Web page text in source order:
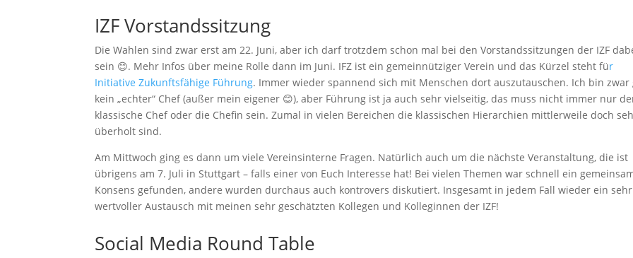
IZF Vorstandssitzung
Die Wahlen sind zwar erst am 22. Juni, aber ich darf trotzdem schon mal bei den Vorstandssitzungen der IZF
sein 😊. Mehr Infos über meine Rolle dann im Juni. IFZ ist ein gemeinnütziger Verein und das Kürzel steht für
Initiative Zukunftsfähige Führung. Immer wieder spannend sich mit Menschen dort auszutauschen. Ich bin zwar
kein „echter“ Chef (außer mein eigener 😊), aber Führung ist ja auch sehr vielseitig, das muss nicht immer nur
klassische Chef oder die Chefin sein. Zumal in vielen Bereichen die klassischen Hierarchien mittlerweile doch
überholt sind.
Am Mittwoch ging es dann um viele Vereinsinterne Fragen. Natürlich auch um die nächste Veranstaltung, die ist
übrigens am 7. Juli in Stuttgart – falls einer von Euch Interesse hat! Bei vielen Themen war schnell ein
Konsens gefunden, andere wurden durchaus auch kontrovers diskutiert. Insgesamt in jedem Fall wieder ein sehr
wertvoller Austausch mit meinen sehr geschätzten Kollegen und Kolleginnen der IZF!
Social Media Round Table